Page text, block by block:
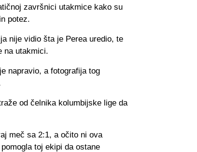
završnici utakmice kako su
potez.
nije vidio šta je Perea uredio, te
na utakmici.
napravio, a fotografija tog
od čelnika kolumbijske lige da
meč sa 2:1, a očito ni ova
toj ekipi da ostane